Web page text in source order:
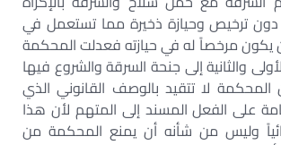
دون ترخيص وحيازة ذخيرة مما تستعمل في
يكون مرخصاً له في حيازته فعدلت المحكمة
والثانية إلى جنحة السرقة والشروع فيها
لا تتقيد بالوصف القانوني الذي
على الفعل المسند إلى المتهم لأن هذا
وليس من شأنه أن يمنع المحكمة من